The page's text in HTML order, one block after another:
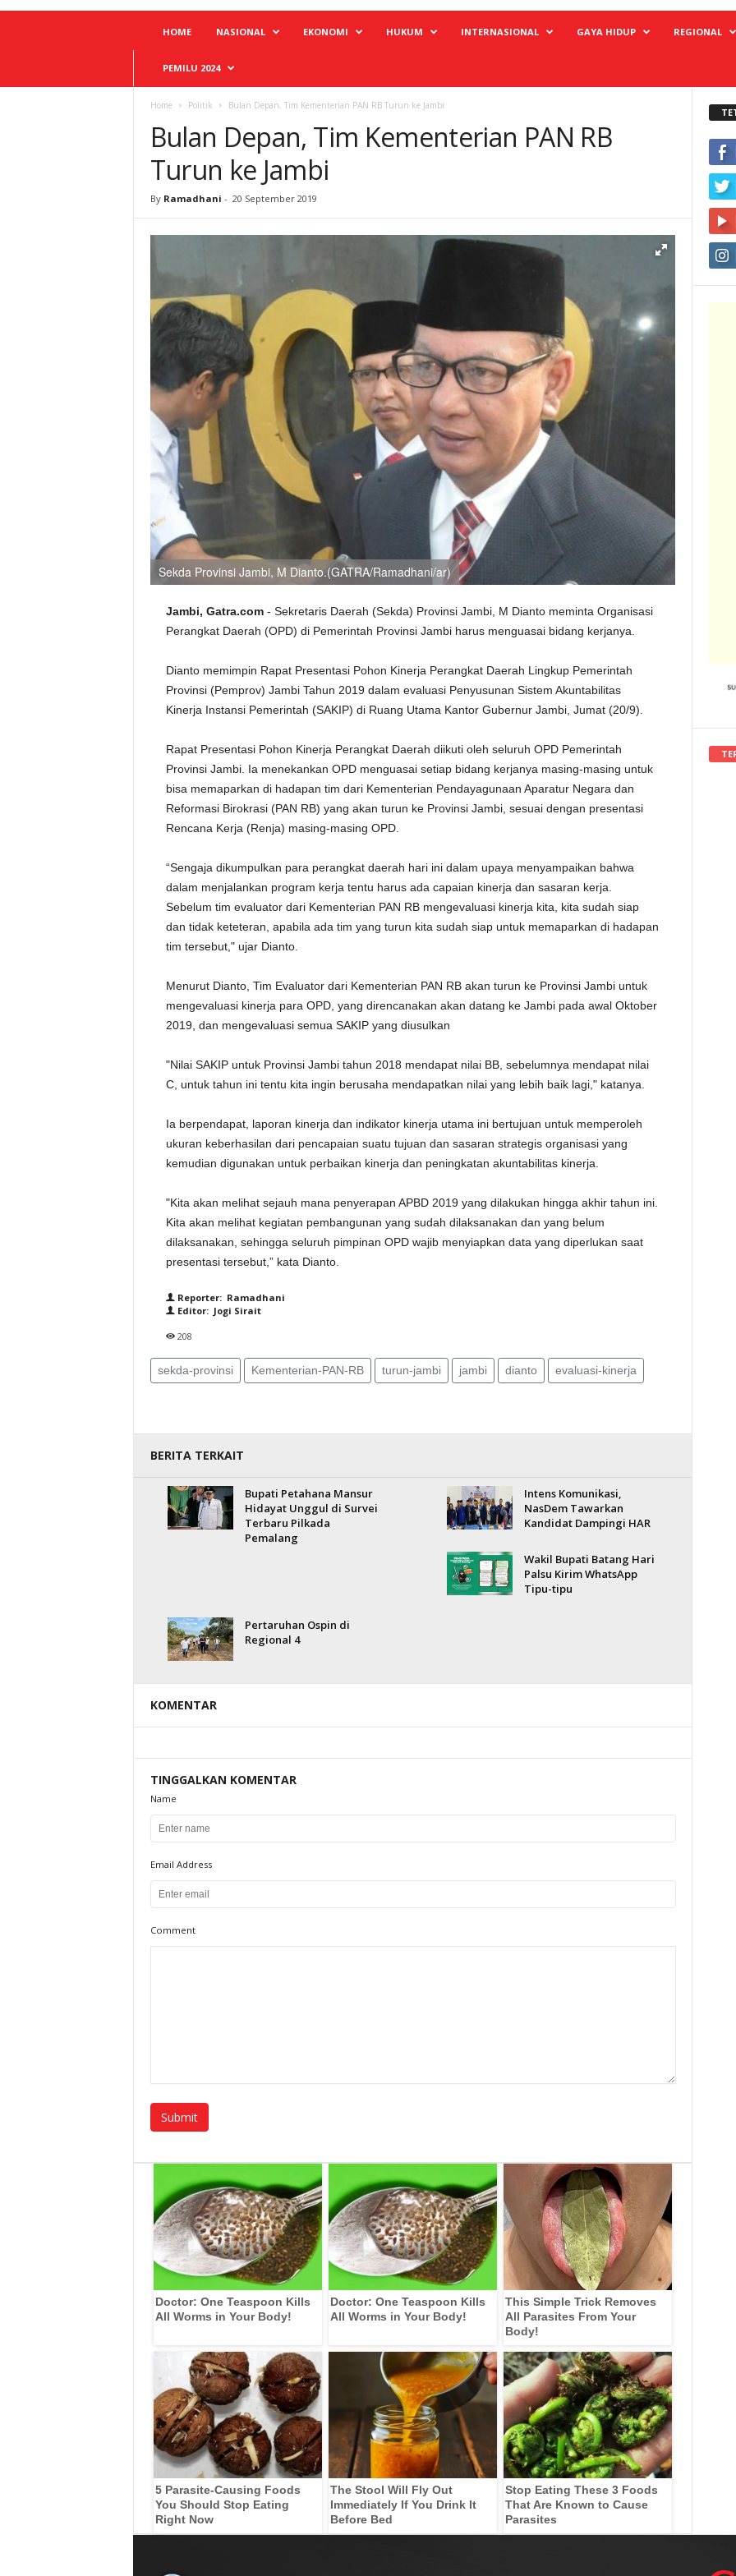
HOME NASIONAL EKONOMI HUKUM INTERNASIONAL GAYA HIDUP REGIONAL
PEMILU 2024
Home Politik Bulan Depan, Tim Kementerian PAN RB Turun ke Jambi
Bulan Depan, Tim Kementerian PAN RB
Turun ke Jambi
By Ramadhani - 20 September 2019
Sekda Provinsi Jambi, M Dianto.(GATRA/Ramadhani/ar)
Jambi, Gatra.com- Sekretaris Daerah (Sekda) Provinsi Jambi, M Dianto meminta Organisasi
Perangkat Daerah (OPD) di Pemerintah Provinsi Jambi harus menguasai bidang kerjanya.
Dianto memimpin Rapat Presentasi Pohon Kinerja Perangkat Daerah Lingkup Pemerintah
Provinsi (Pemprov) Jambi Tahun 2019 dalam evaluasi Penyusunan Sistem Akuntabilitas
Kinerja Instansi Pemerintah (SAKIP) di Ruang Utama Kantor Gubernur Jambi, Jumat (20/9).
Rapat Presentasi Pohon Kinerja Perangkat Daerah diikuti oleh seluruh OPD Pemerintah
Provinsi Jambi. Ia menekankan OPD menguasai setiap bidang kerjanya masing-masing untuk
bisa memaparkan di hadapan tim dari Kementerian Pendayagunaan Aparatur Negara dan
Reformasi Birokrasi (PAN RB) yang akan turun ke Provinsi Jambi, sesuai dengan presentasi
Rencana Kerja (Renja) masing-masing OPD.
“Sengaja dikumpulkan para perangkat daerah hari ini dalam upaya menyampaikan bahwa
dalam menjalankan program kerja tentu harus ada capaian kinerja dan sasaran kerja.
Sebelum tim evaluator dari Kementerian PAN RB mengevaluasi kinerja kita, kita sudah siap
dan tidak keteteran, apabila ada tim yang turun kita sudah siap untuk memaparkan di hadapan
tim tersebut," ujar Dianto.
Menurut Dianto, Tim Evaluator dari Kementerian PAN RB akan turun ke Provinsi Jambi untuk
mengevaluasi kinerja para OPD, yang direncanakan akan datang ke Jambi pada awal Oktober
2019, dan mengevaluasi semua SAKIP yang diusulkan
"Nilai SAKIP untuk Provinsi Jambi tahun 2018 mendapat nilai BB, sebelumnya mendapat nilai
C, untuk tahun ini tentu kita ingin berusaha mendapatkan nilai yang lebih baik lagi," katanya.
Ia berpendapat, laporan kinerja dan indikator kinerja utama ini bertujuan untuk memperoleh
ukuran keberhasilan dari pencapaian suatu tujuan dan sasaran strategis organisasi yang
kemudian digunakan untuk perbaikan kinerja dan peningkatan akuntabilitas kinerja.
"Kita akan melihat sejauh mana penyerapan APBD 2019 yang dilakukan hingga akhir tahun ini.
Kita akan melihat kegiatan pembangunan yang sudah dilaksanakan dan yang belum
dilaksanakan, sehingga seluruh pimpinan OPD wajib menyiapkan data yang diperlukan saat
presentasi tersebut,” kata Dianto.
Reporter: Ramadhani
Editor: Jogi Sirait
208
sekda-provinsi Kementerian-PAN-RB turun-jambi jambi dianto evaluasi-kinerja
BERITA TERKAIT
Bupati Petahana Mansur
Hidayat Unggul di Survei
Terbaru Pilkada
Pemalang
Intens Komunikasi,
NasDem Tawarkan
Kandidat Dampingi HAR
Wakil Bupati Batang Hari
Palsu Kirim WhatsApp
Tipu-tipu
Pertaruhan Ospin di
Regional 4
KOMENTAR
TINGGALKAN KOMENTAR
Name
Email Address
Comment
Doctor: One Teaspoon Kills
All Worms in Your Body!
Doctor: One Teaspoon Kills
All Worms in Your Body!
This Simple Trick Removes
All Parasites From Your
Body!
5 Parasite-Causing Foods
You Should Stop Eating
Right Now
The Stool Will Fly Out
Immediately If You Drink It
Before Bed
Stop Eating These 3 Foods
That Are Known to Cause
Parasites